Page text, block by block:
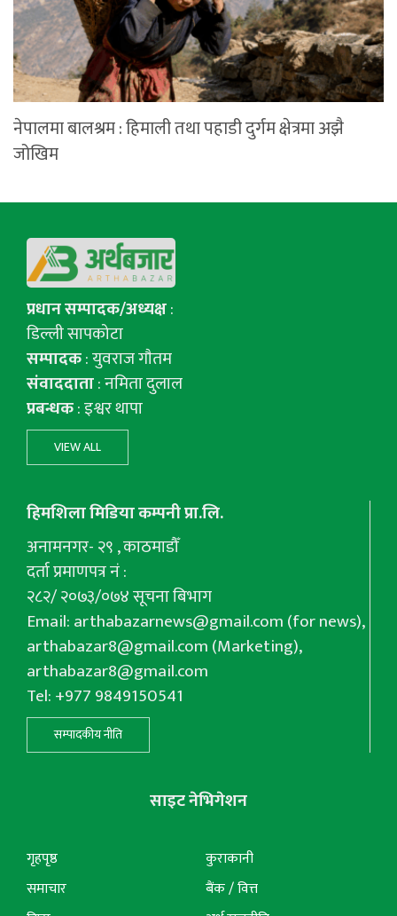
नेपालमा बालश्रम : हिमाली तथा पहाडी दुर्गम क्षेत्रमा अझै
जोखिम
प्रधान सम्पादक/अध्यक्ष:
डिल्ली सापकोटा
सम्पादक: युवराज गाैतम
संवाददाता: नमिता दुलाल
प्रबन्धक: इश्वर थापा
VIEW ALL
हिमशिला मिडिया कम्पनी प्रा.लि.
अनामनगर- २९ , काठमाडौँ
दर्ता प्रमाणपत्र नं :
२८२/ २०७३/०७४ सूचना बिभाग
Email:arthabazarnews@gmail.com(for news),
arthabazar8@gmail.com(Marketing),
arthabazar8@gmail.com
Tel: +977 9849150541
सम्पादकीय नीति
साइट नेभिगेशन
गृहपृष्ठ
समाचार
कुराकानी
बैंक / वित्त